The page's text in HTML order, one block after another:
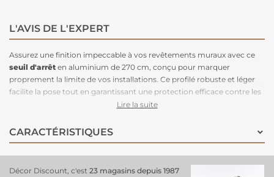
L'AVIS DE L'EXPERT
Assurez une finition impeccable à vos revêtements muraux avec ce
seuil d'arrêt en aluminium de 270 cm, conçu pour marquer
proprement la limite de vos installations. Ce profilé robuste et léger
facilite la pose tout en garantissant une protection efficace contre les
chocs et l’usure en bordure de vospanneaux
apportant une touche élégante et fonctionnelle à votre
d’aménagement.
Lire la suite
CARACTÉRISTIQUES
Décor Discount, c'est 23 magasins depuis 1987